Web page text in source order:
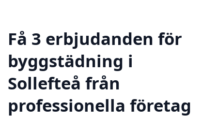
Få 3 erbjudanden för
byggstädning i
Sollefteå från
professionella företag